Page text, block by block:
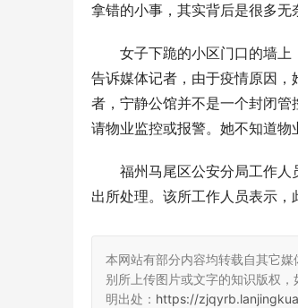
拿错的小事，其实背后是很多无
女子下跪的小区门口的墙上
告诉媒体记者，由于疫情原因
者，宁静公馆并不是一个封闭管
请物业监控或报警。她不知道物
福州马尾区公安分局工作
出所处理。该所工作人员表示，
本网站有部分内容均转载自其它
别所上传图片或文字的知识版权
明出处： https://